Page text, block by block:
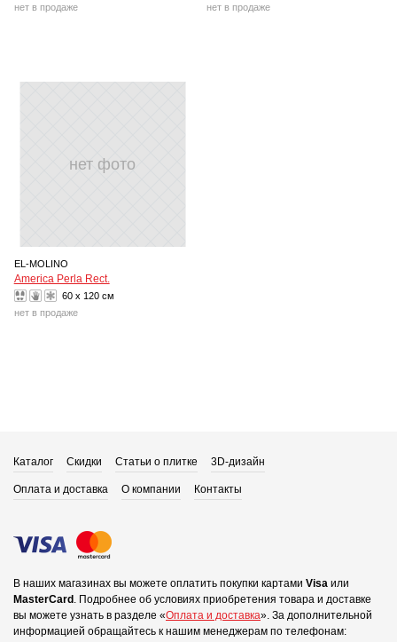
нет в продаже
нет в продаже
нет фото
EL-MOLINO
America Perla Rect.
60 x 120 см
нет в продаже
Каталог Скидки Статьи о плитке 3D-дизайн
Оплата и доставка О компании Контакты
В наших магазинах вы можете оплатить покупки картами Visa или
MasterCard . Подробнее об условиях приобретения товара и доставке
вы можете узнать в разделе «Оплата и доставка». За дополнительной
информацией обращайтесь к нашим менеджерам по телефонам: